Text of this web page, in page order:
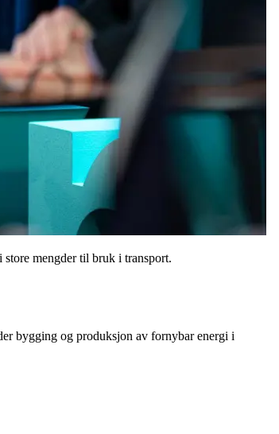
mengder til bruk i transport.
bygging og produksjon av fornybar energi i